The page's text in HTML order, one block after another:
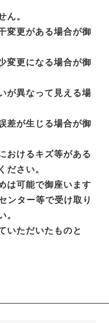
ん。
変更がある場合が御
変更になる場合が御
が異なって見える場
差が生じる場合が御
おけるキズ等がある
ださい。
は可能で御座います
ンター等で受け取り
。
いただいたものと